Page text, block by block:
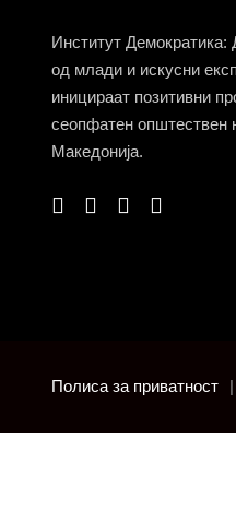
Институт
од млади и искусни
иницираат позитивни
сеопфатен општествен
Македонија.
Полиса за приватност |